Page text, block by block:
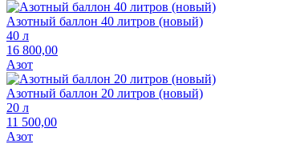
Азотный баллон 40 литров (новый)
40 л
16 800,00
Азот
Азотный баллон 20 литров (новый)
20 л
11 500,00
Азот